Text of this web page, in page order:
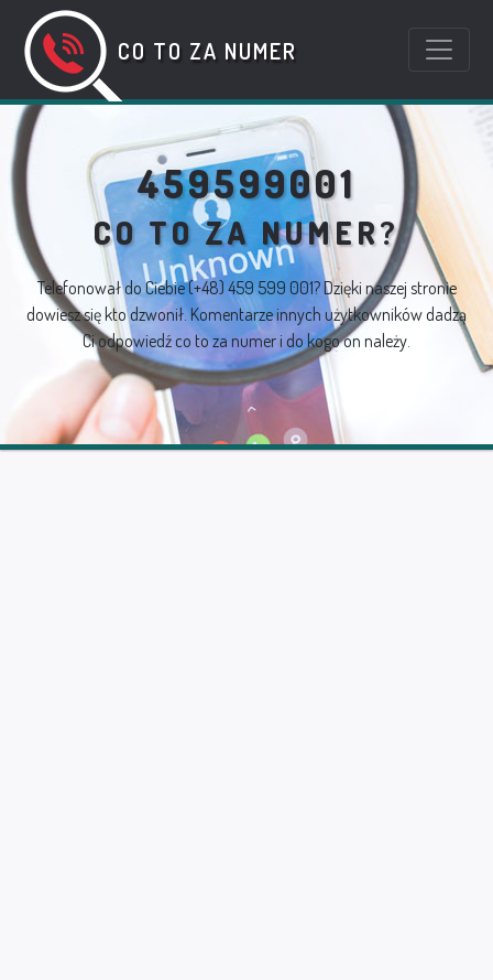
CO TO ZA NUMER
459599001
CO TO ZA NUMER?
Telefonował do Ciebie(+48) 459 599 001? Dzięki naszej stronie
dowiesz się kto dzwonił. Komentarze innych użytkowników dadzą
Ci odpowiedź co to za numer i do kogo on należy.